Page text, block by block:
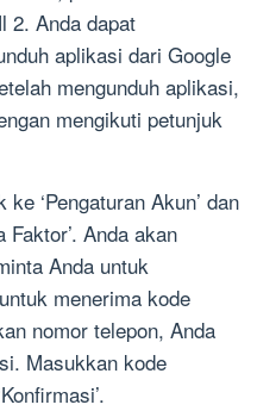
2. Anda dapat
aplikasi dari Google
mengunduh aplikasi,
mengikuti petunjuk
‘Pengaturan Akun’ dan
Anda akan
Anda untuk
menerima kode
nomor telepon, Anda
Masukkan kode